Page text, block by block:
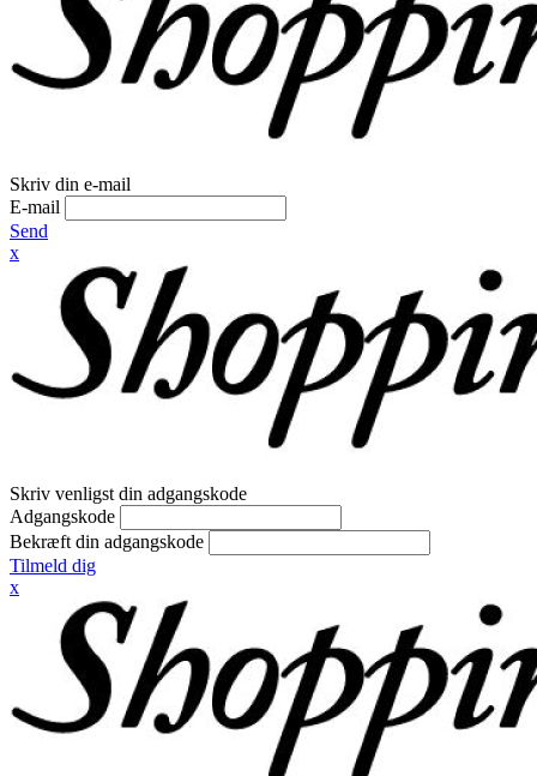
Skriv din e-mail
E-mail
Send
x
Skriv venligst din adgangskode
Adgangskode
Bekræft din adgangskode
Tilmeld dig
x